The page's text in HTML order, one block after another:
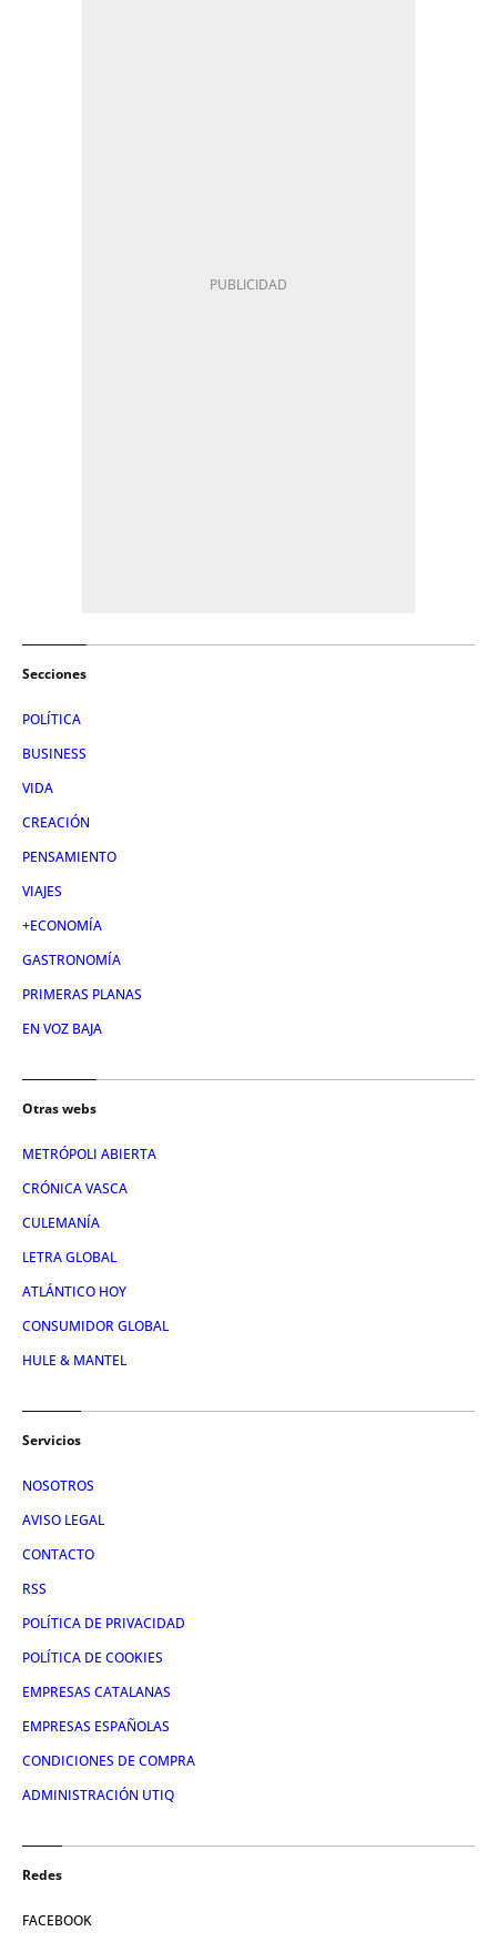
Secciones
POLÍTICA
BUSINESS
VIDA
CREACIÓN
PENSAMIENTO
VIAJES
+ECONOMÍA
GASTRONOMÍA
PRIMERAS PLANAS
EN VOZ BAJA
Otras webs
METRÓPOLI ABIERTA
CRÓNICA VASCA
CULEMANÍA
LETRA GLOBAL
ATLÁNTICO HOY
CONSUMIDOR GLOBAL
HULE & MANTEL
Servicios
NOSOTROS
AVISO LEGAL
CONTACTO
RSS
POLÍTICA DE PRIVACIDAD
POLÍTICA DE COOKIES
EMPRESAS CATALANAS
EMPRESAS ESPAÑOLAS
CONDICIONES DE COMPRA
ADMINISTRACIÓN UTIQ
Redes
FACEBOOK